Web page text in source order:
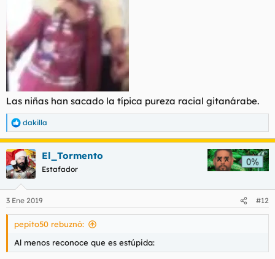
Las niñas han sacado la típica pureza racial gitanárabe.
R
e
a
c
c
i
e
s
dakilla
El_Tormento
Estafador
3 Ene 2019 #12
pepito50 rebuznó:
Al menos reconoce que es estúpida: